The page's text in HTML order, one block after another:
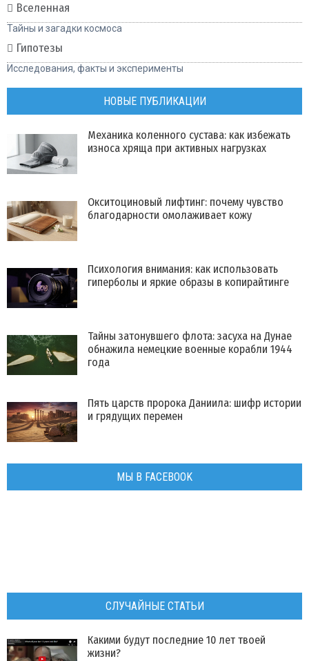
Вселенная
Тайны и загадки космоса
Гипотезы
Исследования, факты и эксперименты
НОВЫЕ ПУБЛИКАЦИИ
Механика коленного сустава: как избежать
износа хряща при активных нагрузках
Окситоциновый лифтинг: почему чувство
благодарности омолаживает кожу
Психология внимания: как использовать
гиперболы и яркие образы в копирайтинге
Тайны затонувшего флота: засуха на Дунае
обнажила немецкие военные корабли 1944
года
Пять царств пророка Даниила: шифр истории
и грядущих перемен
МЫ В FACEBOOK
СЛУЧАЙНЫЕ СТАТЬИ
Какими будут последние 10 лет твоей
жизни?